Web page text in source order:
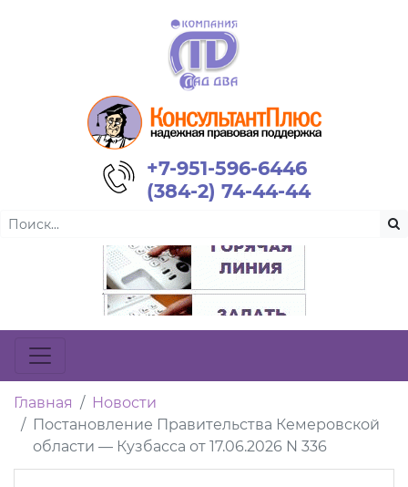
+7-951-596-6446
(384-2) 74-44-44
Главная
Новости
Постановление Правительства Кемеровской
области — Кузбасса от 17.06.2026 N 336